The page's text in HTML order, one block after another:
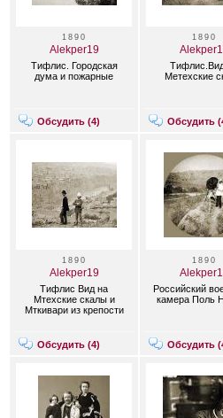
1890
Alekper19
Тифлис. Городская
дума и пожарные
Обсудить (4)
1890
Метехские
Обсудить (
1890
Alekper19
Тифлис Вид на
Мтехские скалы и
Мткивари из крепости
Обсудить (4)
1890
Российский
камера Поль
Обсудить (